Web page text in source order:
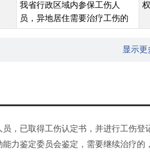
我省行政区域内参保工伤人
员，异地居住需要治疗工伤的
显示更
，已取得工伤认定书，并进行工伤
力鉴定委员会鉴定，需要继续治疗